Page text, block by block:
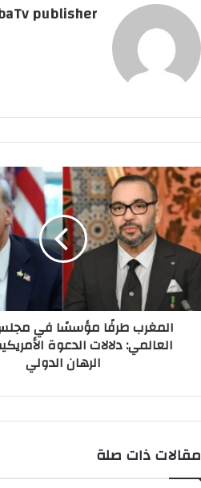
publisher
المغرب طرفًا مؤسسًا في
العالمي: دلالات الدعوة
الرهان الدولي
مقالات ذات صلة